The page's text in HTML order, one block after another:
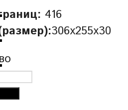
416
306х255х30